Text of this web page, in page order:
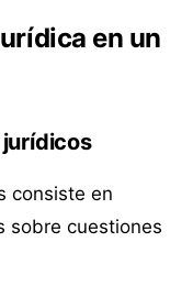
en un
jurídicos
consiste en
sobre cuestiones